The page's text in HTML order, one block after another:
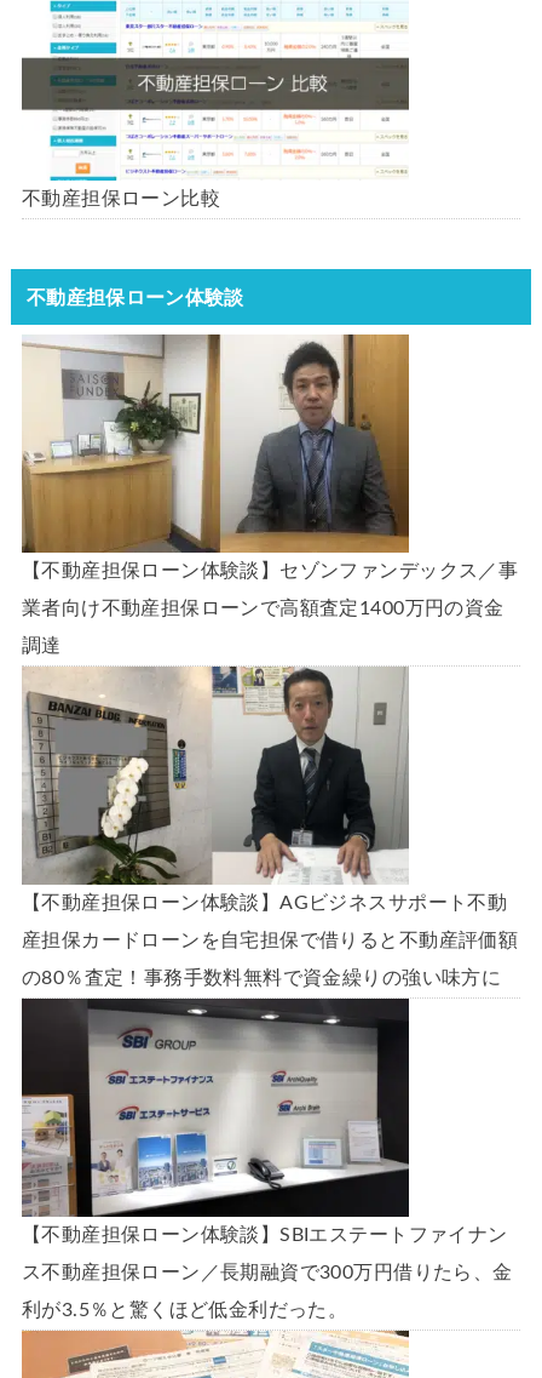
不動産担保ローン比較
不動産担保ローン体験談
【不動産担保ローン体験談】セゾンファンデックス／事
業者向け不動産担保ローンで高額査定1400万円の資金
調達
【不動産担保ローン体験談】AGビジネスサポート不動
産担保カードローンを自宅担保で借りると不動産評価額
の80％査定！事務手数料無料で資金繰りの強い味方に
【不動産担保ローン体験談】SBIエステートファイナン
ス不動産担保ローン／長期融資で300万円借りたら、金
利が3.5％と驚くほど低金利だった。